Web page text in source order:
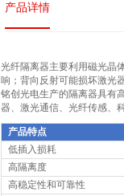
产品详情
光纤隔离器主要利用磁光晶
响；背向反射可能损坏激光
铭创光电生产的隔离器具有
器、激光通信、光纤传感、
产品特点
低插入损耗
高隔离度
高稳定性和可靠性